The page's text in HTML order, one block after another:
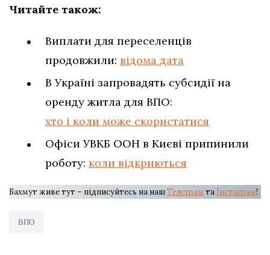
Читайте також:
Виплати для переселенців
продовжили: відома дата
В Україні запровадять субсидії на
оренду житла для ВПО:
хто і коли може скористатися
Офіси УВКБ ООН в Києві припинили
роботу: коли відкриються
Бахмут живе тут – підписуйтесь на нашТелеграм та Інстаграм!
ВПО